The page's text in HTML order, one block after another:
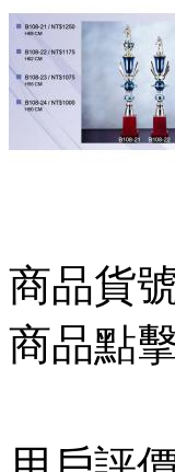
商品貨
商品點